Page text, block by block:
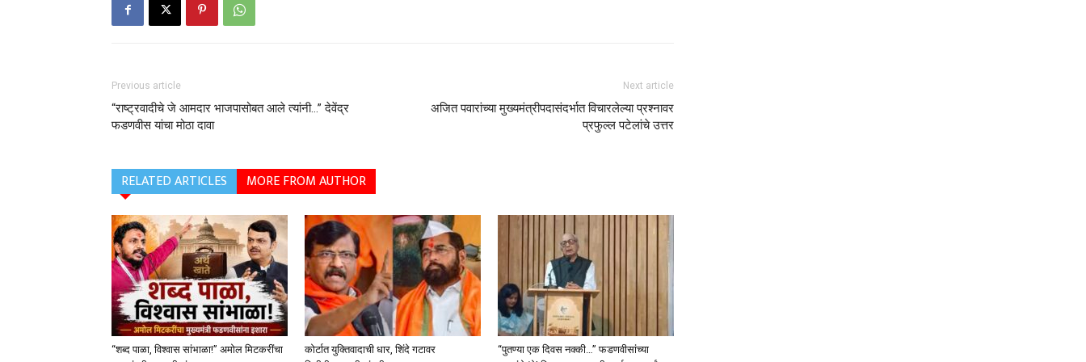
Previous article
“राष्ट्रवादीचे जे आमदार भाजपासोबत आले त्यांनी…” देवेंद्र
फडणवीस यांचा मोठा दावा
Next article
अजित पवारांच्या मुख्यमंत्रीपदासंदर्भात विचारलेल्या प्रश्नावर
प्रफुल्ल पटेलांचे उत्तर
RELATED ARTICLES MORE FROM AUTHOR
“शब्द पाळा, विश्वास सांभाळा!” अमोल मिटकरींचा
कोर्टात युक्तिवादाची धार, शिंदे गटावर
“पुतण्या एक दिवस नक्की…” फडणवीसांच्या